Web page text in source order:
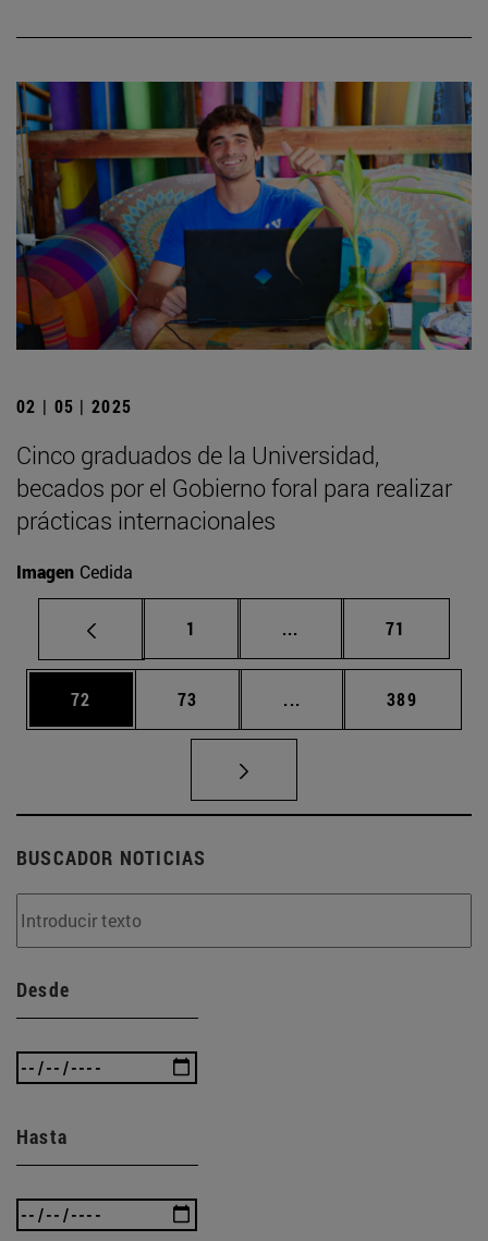
02 | 05 | 2025
Cinco graduados de la Universidad,
becados por el Gobierno foral para realizar
prácticas internacionales
Imagen Cedida
Página
1 ... Páginas intermedias
Página
71
Página
72 Página
73 ... Páginas intermedias
Página
389
BUSCADOR NOTICIAS
Desde
Hasta